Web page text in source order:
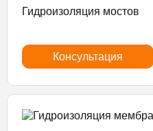
Гидроизоляция мостов
Консультация